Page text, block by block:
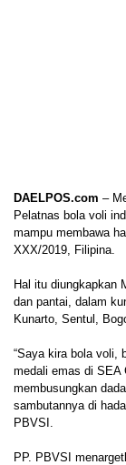
DAELPOS.com –
Pelatnas bola voli
mampu membawa
XXX/2019, Filipina.
Hal itu diungkapkan
dan pantai, dalam
Kunarto, Sentul,
“Saya kira bola voli,
medali emas di SEA
membusungkan
sambutannya di
PBVSI.
PP. PBVSI